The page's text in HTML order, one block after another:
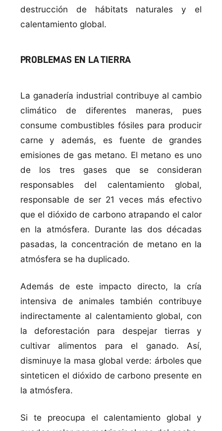
destrucción de hábitats naturales y el
calentamiento global.
PROBLEMAS EN LA TIERRA
La ganaderí­a industrial contribuye al cambio
climático de diferentes maneras, pues
consume combustibles fósiles para producir
carne y además, es fuente de grandes
emisiones de gas metano. El metano es uno
de los tres gases que se consideran
responsables del calentamiento global,
responsable de ser 21 veces más efectivo
que el dióxido de carbono atrapando el calor
en la atmósfera. Durante las dos décadas
pasadas, la concentración de metano en la
atmósfera se ha duplicado.
Además de este impacto directo, la crí­a
intensiva de animales también contribuye
indirectamente al calentamiento global, con
la deforestación para despejar tierras y
cultivar alimentos para el ganado. Así­,
disminuye la masa global verde: árboles que
sinteticen el dióxido de carbono presente en
la atmósfera.
Si te preocupa el calentamiento global y